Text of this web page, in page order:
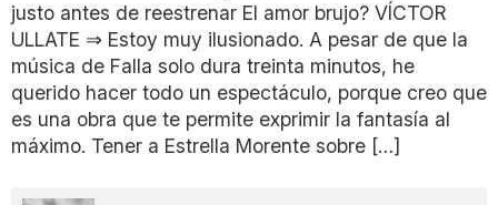
justo antes de reestrenar El amor brujo? VÍCTOR
ULLATE ⇒ Estoy muy ilusionado. A pesar de que la
música de Falla solo dura treinta minutos, he
querido hacer todo un espectáculo, porque creo que
es una obra que te permite exprimir la fantasía al
máximo. Tener a Estrella Morente sobre […]